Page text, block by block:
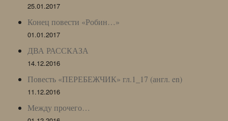
25.01.2017
Конец повести «Робин…»
01.01.2017
ДВА РАССКАЗА
14.12.2016
Повесть «ПЕРЕБЕЖЧИК» гл.1_17 (англ. en)
11.12.2016
Между прочего…